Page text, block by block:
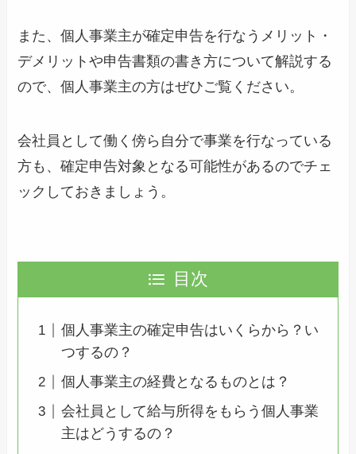
また、個人事業主が確定申告を行なうメリット・
デメリットや申告書類の書き方について解説する
ので、個人事業主の方はぜひご覧ください。
会社員として働く傍ら自分で事業を行なっている
方も、確定申告対象となる可能性があるのでチェ
ックしておきましょう。
目次
個人事業主の確定申告はいくらから？い
つするの？
個人事業主の経費となるものとは？
会社員として給与所得をもらう個人事業
主はどうするの？